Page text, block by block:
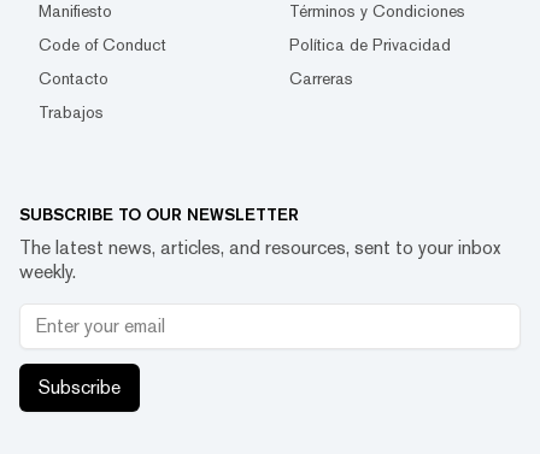
Manifiesto
Términos y Condiciones
Code of Conduct
Política de Privacidad
Contacto
Carreras
Trabajos
SUBSCRIBE TO OUR NEWSLETTER
The latest news, articles, and resources, sent to your inbox
weekly.
Subscribe